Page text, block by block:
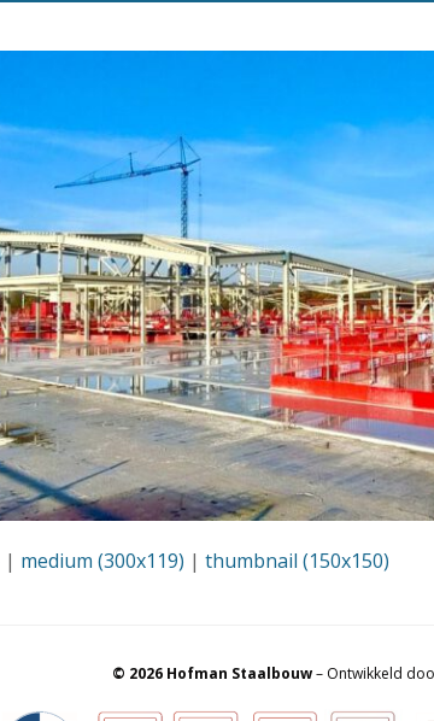
| medium (300x119) | thumbnail (150x150)
© 2026 Hofman Staalbouw– Ontwikkeld